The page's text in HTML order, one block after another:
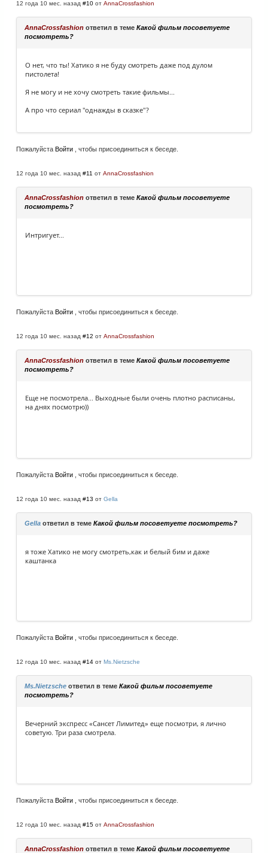
12 года 10 мес. назад #10 от AnnaCrossfashion
AnnaCrossfashion ответил в теме Какой фильм посоветуете
посмотреть?
О нет, что ты! Хатико я не буду смотреть даже под дулом
пистолета!
Я не могу и не хочу смотреть такие фильмы...
А про что сериал "однажды в сказке"?
Пожалуйста Войти , чтобы присоединиться к беседе.
12 года 10 мес. назад #11 от AnnaCrossfashion
AnnaCrossfashion ответил в теме Какой фильм посоветуете
посмотреть?
Интригует...
Пожалуйста Войти , чтобы присоединиться к беседе.
12 года 10 мес. назад #12 от AnnaCrossfashion
AnnaCrossfashion ответил в теме Какой фильм посоветуете
посмотреть?
Еще не посмотрела... Выходные были очень плотно расписаны,
на днях посмотрю))
Пожалуйста Войти , чтобы присоединиться к беседе.
12 года 10 мес. назад #13 от Gella
Gella ответил в теме Какой фильм посоветуете посмотреть?
я тоже Хатико не могу смотреть,как и белый бим и даже
каштанка
Пожалуйста Войти , чтобы присоединиться к беседе.
12 года 10 мес. назад #14 от Ms.Nietzsche
Ms.Nietzsche ответил в теме Какой фильм посоветуете
посмотреть?
Вечерний экспресс «Сансет Лимитед» еще посмотри, я лично
советую. Три раза смотрела.
Пожалуйста Войти , чтобы присоединиться к беседе.
12 года 10 мес. назад #15 от AnnaCrossfashion
AnnaCrossfashion ответил в теме Какой фильм посоветуете